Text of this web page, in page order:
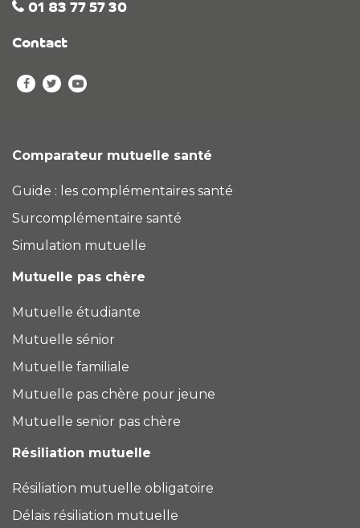
01 83 77 57 30
Contact
Comparateur mutuelle santé
Guide : les complémentaires santé
Surcomplémentaire santé
Simulation mutuelle
Mutuelle pas chère
Mutuelle étudiante
Mutuelle sénior
Mutuelle familiale
Mutuelle pas chère pour jeune
Mutuelle senior pas chère
Résiliation mutuelle
Résiliation mutuelle obligatoire
Délais résiliation mutuelle